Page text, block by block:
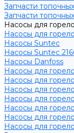
Запчасти
Запчасти
Насосы для
Насосы для
Насосы Suntec
Насосы Suntec
Насосы Danfoss
Насосы для
Насосы для
Насосы для
Насосы для
Насосы для
Насосы для
Насосы для